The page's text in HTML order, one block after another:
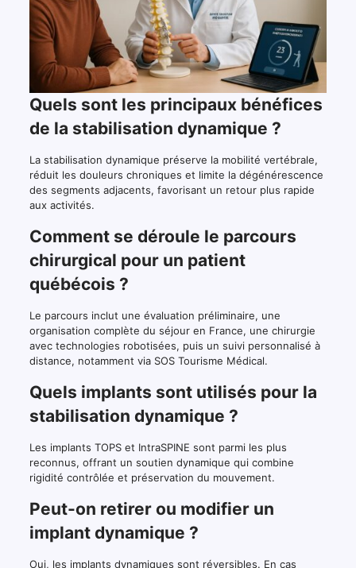
Quels sont les principaux bénéfices
de la stabilisation dynamique ?
La stabilisation dynamique préserve la mobilité vertébrale,
réduit les douleurs chroniques et limite la dégénérescence
des segments adjacents, favorisant un retour plus rapide
aux activités.
Comment se déroule le parcours
chirurgical pour un patient
québécois ?
Le parcours inclut une évaluation préliminaire, une
organisation complète du séjour en France, une chirurgie
avec technologies robotisées, puis un suivi personnalisé à
distance, notamment via SOS Tourisme Médical.
Quels implants sont utilisés pour la
stabilisation dynamique ?
Les implants TOPS et IntraSPINE sont parmi les plus
reconnus, offrant un soutien dynamique qui combine
rigidité contrôlée et préservation du mouvement.
Peut-on retirer ou modifier un
implant dynamique ?
Oui, les implants dynamiques sont réversibles. En cas